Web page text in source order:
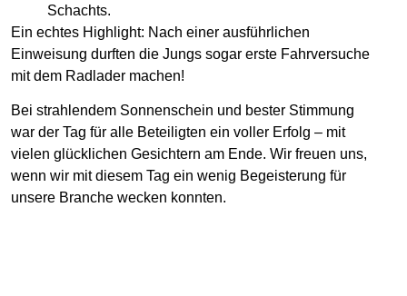
Schachts.
Ein echtes Highlight: Nach einer ausführlichen
Einweisung durften die Jungs sogar erste Fahrversuche
mit dem Radlader machen!
Bei strahlendem Sonnenschein und bester Stimmung
war der Tag für alle Beteiligten ein voller Erfolg – mit
vielen glücklichen Gesichtern am Ende. Wir freuen uns,
wenn wir mit diesem Tag ein wenig Begeisterung für
unsere Branche wecken konnten.